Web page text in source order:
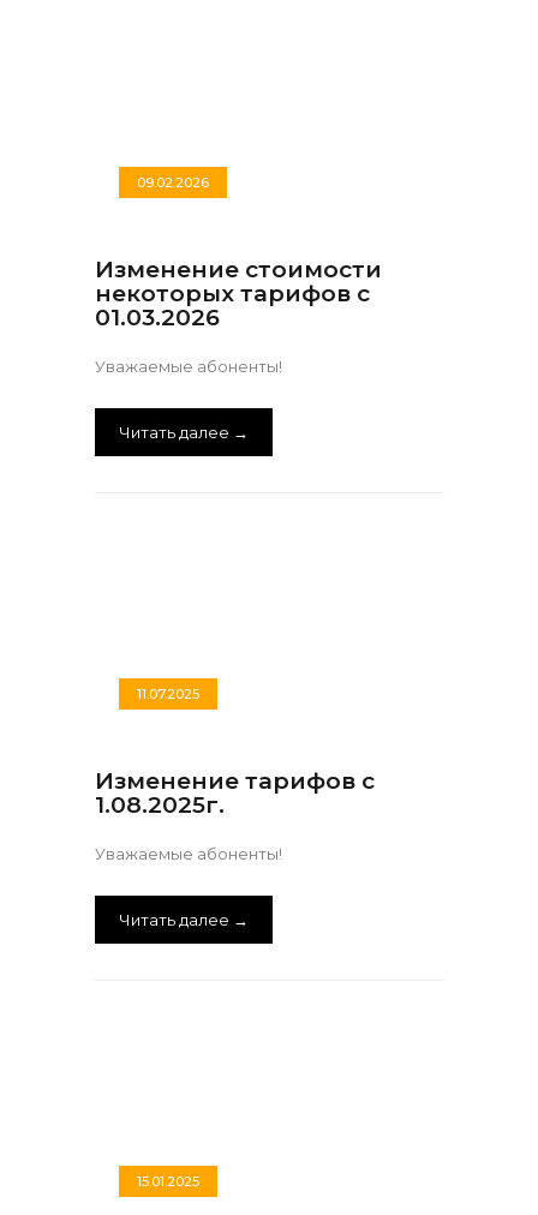
09.02.2026
Изменение стоимости
некоторых тарифов с
01.03.2026
Уважаемые абоненты!
Читать далее →
11.07.2025
Изменение тарифов с
1.08.2025г.
Уважаемые абоненты!
Читать далее →
15.01.2025